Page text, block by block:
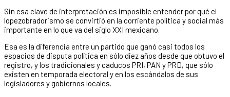
Sin esa clave de interpretación es imposible entender por qué el
lopezobradorismo se convirtió en la corriente política y social más
importante en lo que va del siglo XXI mexicano.
Esa es la diferencia entre un partido que ganó casi todos los
espacios de disputa política en sólo diez años desde que obtuvo el
registro, y los tradicionales y caducos PRI, PAN y PRD, que sólo
existen en temporada electoral y en los escándalos de sus
legisladores y gobiernos locales.